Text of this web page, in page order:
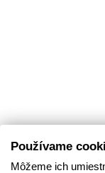
Používame
Môžeme ich